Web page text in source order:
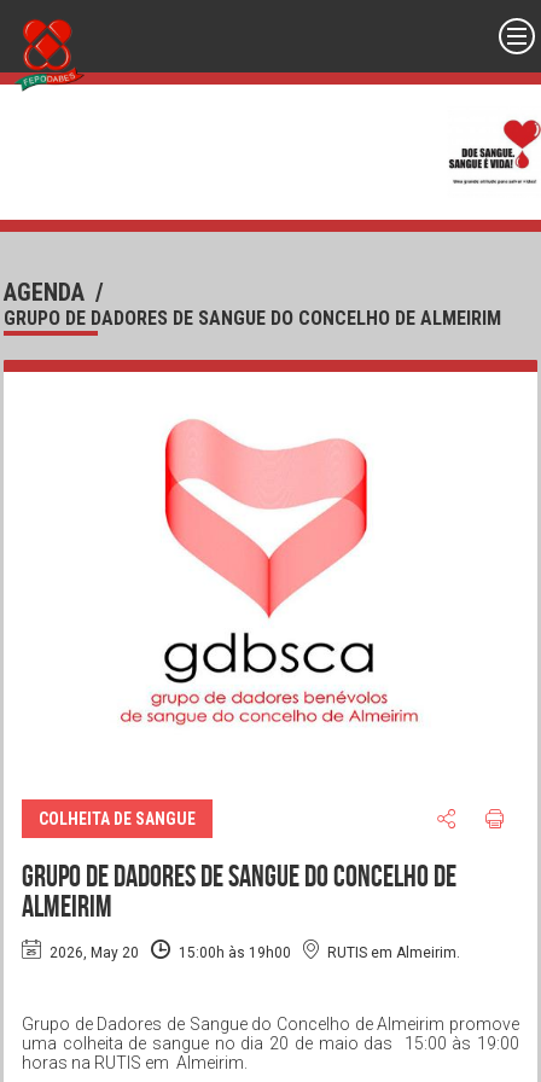
AGENDA /
GRUPO DE DADORES DE SANGUE DO CONCELHO DE ALMEIRIM
COLHEITA DE SANGUE
Grupo de Dadores de Sangue do Concelho de
Almeirim
2026, May 20 15:00h às 19h00 RUTIS em Almeirim.
Grupo de Dadores de Sangue do Concelho de Almeirim promove
uma colheita de sangue no dia 20 de maio das 15:00 às 19:00
horas na RUTIS em Almeirim.